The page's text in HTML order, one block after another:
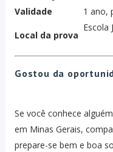
Validade
1 ano,
Local da prova
Escola
Gostou da
Se você conhece
em Minas Gerais,
prepare-se bem e boa